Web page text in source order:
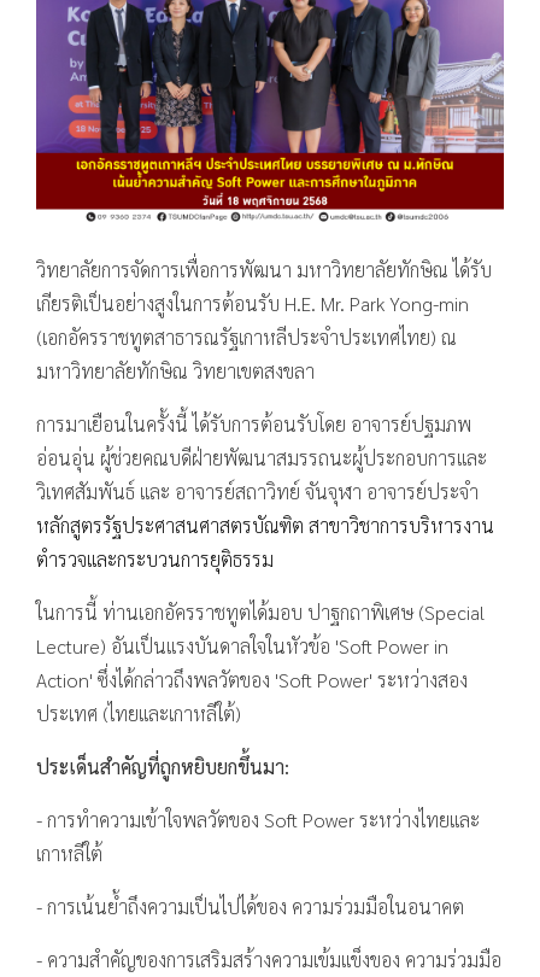
วิทยาลัยการจัดการเพื่อการพัฒนา มหาวิทยาลัยทักษิณ ได้รับ
เกียรติเป็นอย่างสูงในการต้อนรับ H.E. Mr. Park Yong-min
(เอกอัครราชทูตสาธารณรัฐเกาหลีประจำประเทศไทย) ณ
มหาวิทยาลัยทักษิณ วิทยาเขตสงขลา
การมาเยือนในครั้งนี้ ได้รับการต้อนรับโดย อาจารย์ปฐมภพ
อ่อนอุ่น ผู้ช่วยคณบดีฝ่ายพัฒนาสมรรถนะผู้ประกอบการและ
วิเทศสัมพันธ์ และ อาจารย์สถาวิทย์ จันจุฬา อาจารย์ประจำ
หลักสูตรรัฐประศาสนศาสตรบัณฑิต สาขาวิชาการบริหารงาน
ตำรวจและกระบวนการยุติธรรม
ในการนี้ ท่านเอกอัครราชทูตได้มอบ ปาฐกถาพิเศษ (Special
Lecture) อันเป็นแรงบันดาลใจในหัวข้อ 'Soft Power in
Action' ซึ่งได้กล่าวถึงพลวัตของ 'Soft Power' ระหว่างสอง
ประเทศ (ไทยและเกาหลีใต้)
ประเด็นสำคัญที่ถูกหยิบยกขึ้นมา:
- การทำความเข้าใจพลวัตของ Soft Power ระหว่างไทยและ
เกาหลีใต้
- การเน้นย้ำถึงความเป็นไปได้ของ ความร่วมมือในอนาคต
- ความสำคัญของการเสริมสร้างความเข้มแข็งของ ความร่วมมือ